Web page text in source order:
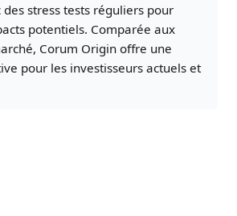
stress tests réguliers pour
potentiels. Comparée aux
Corum Origin offre une
pour les investisseurs actuels et